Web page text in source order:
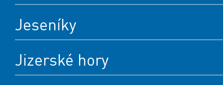
Jeseníky
Jizerské hory